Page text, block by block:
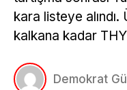
kara listeye
kalkana kadar
Demokrat